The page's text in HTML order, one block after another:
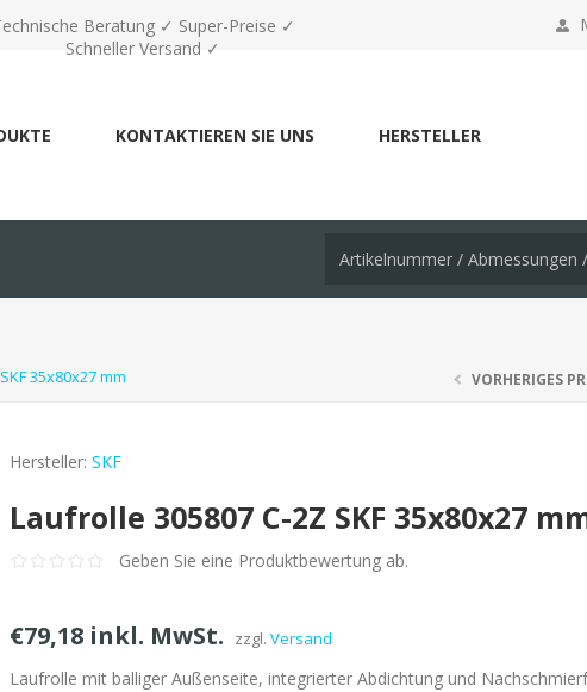
Beratung ✓ Super-Preise ✓
Schneller Versand ✓
KONTAKTIEREN SIE UNS HERSTELLER
35x80x27 mm VORHERIGES
Hersteller: SKF
Laufrolle 305807 C-2Z SKF 35x80x27
Geben Sie eine Produktbewertung ab.
€79,18 inkl. MwSt. zzgl.Versand
Laufrolle mit balliger Außenseite, integrierter Abdichtung und